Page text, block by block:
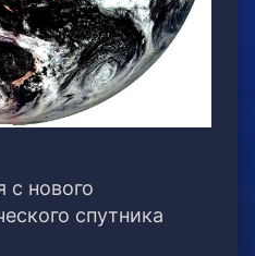
с нового
спутника